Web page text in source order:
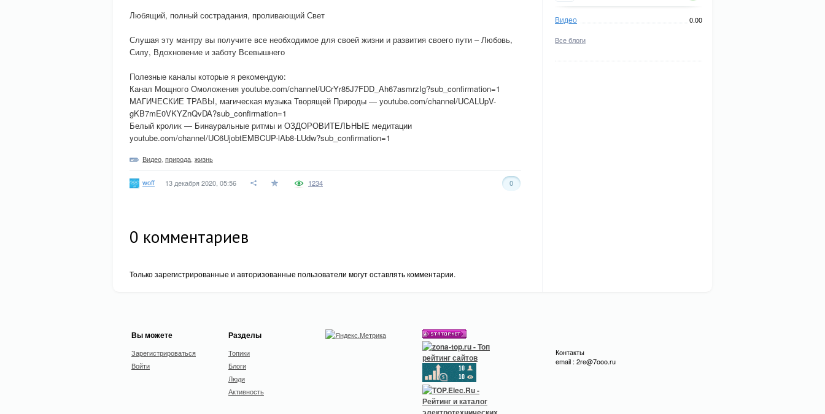
Видео 0.00
Все блоги
Любящий, полный сострадания, проливающий Свет
Слушая эту мантру вы получите все необходимое для своей жизни и развития своего пути – Любовь,
Силу, Вдохновение и заботу Всевышнего
Полезные каналы которые я рекомендую:
Канал Мощного Омоложения youtube.com/channel/UCrYr85J7FDD_Ah67asmrzIg?sub_confirmation=1
МАГИЧЕСКИЕ ТРАВЫ, магическая музыка Творящей Природы — youtube.com/channel/UCALUpV-
gKB7mE0VKYZnQvDA?sub_confirmation=1
Белый кролик — Бинауральные ритмы и ОЗДОРОВИТЕЛЬНЫЕ медитации
youtube.com/channel/UC6UjobtEMBCUP-lAb8-LUdw?sub_confirmation=1
Видео природа жизнь
woff 13 декабря 2020, 05:56 0
1234
0 комментариев
Только зарегистрированные и авторизованные пользователи могут оставлять комментарии.
Вы можете
Зарегистрироваться
Войти
Разделы
Топики
Блоги
Люди
Активность
Контакты
email : 2re@7ooo.ru